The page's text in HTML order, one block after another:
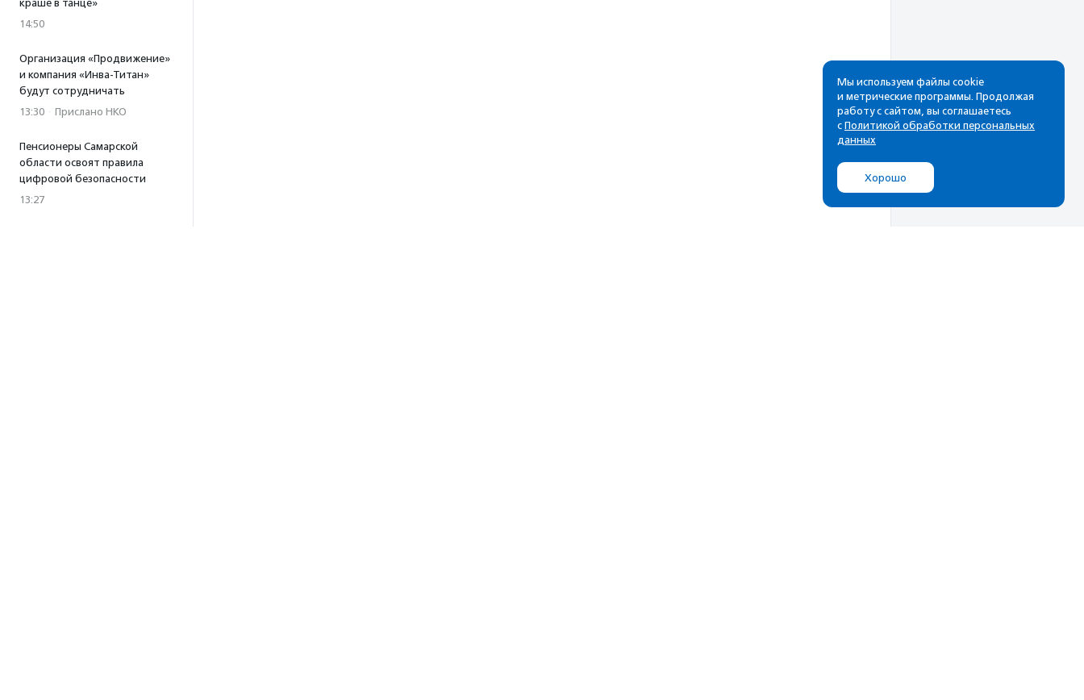
краше в танце»
14:50
Организация «Продвижение»
и компания «Инва-Титан»
будут сотрудничать
13:30 · Прислано НКО
Пенсионеры Самарской
области освоят правила
цифровой безопасности
13:27
Рассылка
Cамые свежие новости,
почтовом ящике
Мы используем файлы cookie
и метрические программы. Продолжая
работу с сайтом, вы соглашаетесь
с Политикой обработки персональных
данных
Хорошо